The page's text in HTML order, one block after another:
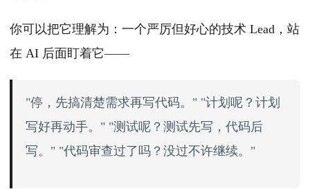
你可以把它理解为：一个严厉但好心的技术 Lead，站
在 AI 后面盯着它——
"停，先搞清楚需求再写代码。" "计划呢？计划
写好再动手。" "测试呢？测试先写，代码后
写。" "代码审查过了吗？没过不许继续。"